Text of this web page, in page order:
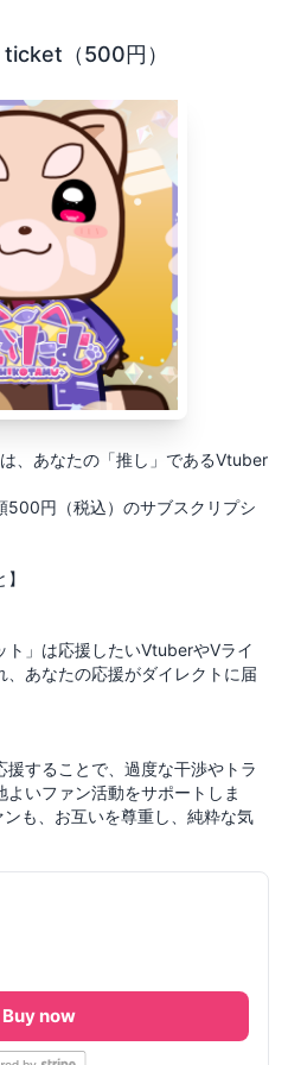
（500円）
、あなたの「推し」であるVtuber
500円（税込）のサブスクリプシ
」は応援したいVtuberやVライ
あなたの応援がダイレクトに届
援することで、過度な干渉やトラ
いファン活動をサポートしま
も、お互いを尊重し、純粋な気
Buy now